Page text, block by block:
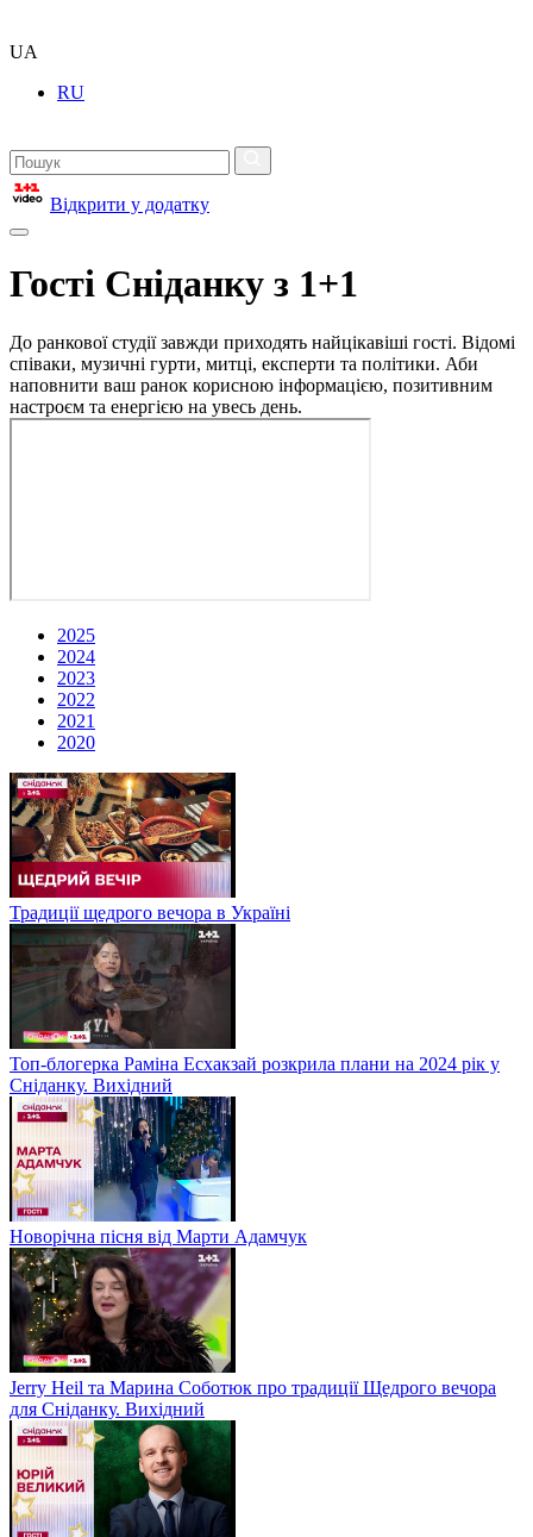
UA
RU
Відкрити у додатку
Гості Сніданку з 1+1
До ранкової студії завжди приходять найцікавіші гості. Відомі
співаки, музичні гурти, митці, експерти та політики. Аби
наповнити ваш ранок корисною інформацією, позитивним
настроєм та енергією на увесь день.
2025
2024
2023
2022
2021
2020
Традиції щедрого вечора в Україні
Топ-блогерка Раміна Есхакзай розкрила плани на 2024 рік у
Сніданку. Вихідний
Новорічна пісня від Марти Адамчук
Jerry Heil та Марина Соботюк про традиції Щедрого вечора
для Сніданку. Вихідний